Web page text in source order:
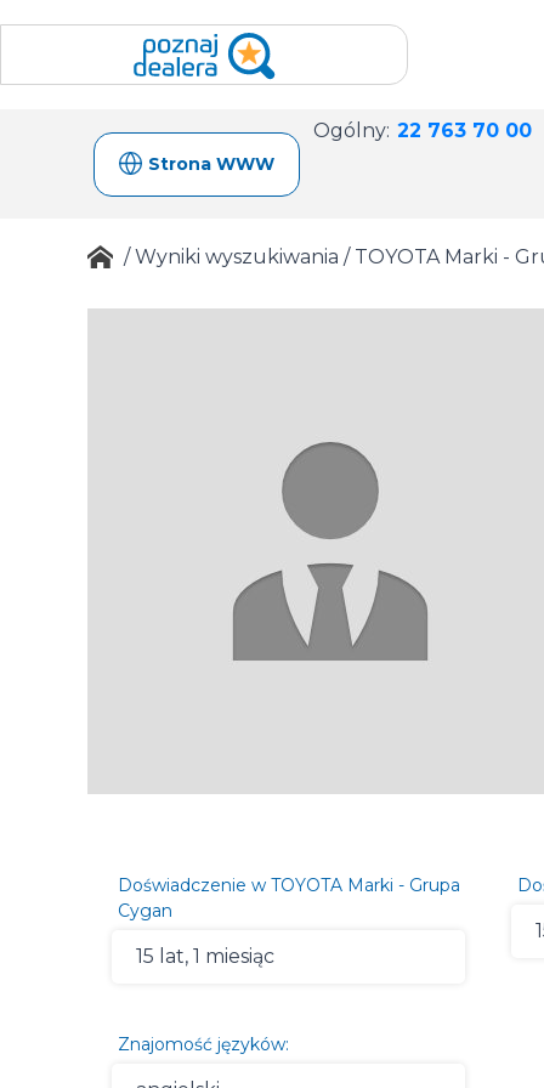
Strona WWW
Ogólny: 22 763 70 00
/Wyniki wyszukiwania / TOYOTA Marki -
Doświadczenie w TOYOTA Marki - Grupa
Cygan
15 lat, 1 miesiąc
Znajomość języków: